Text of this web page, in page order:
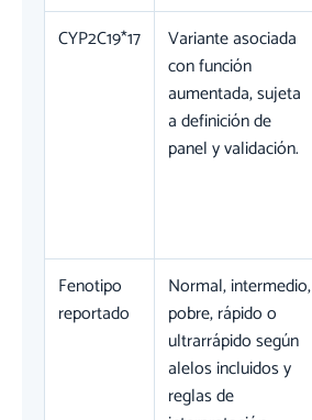
CYP2C19*17
Variante asociada
con función
aumentada, sujeta
a definición de
panel y validación.
Fenotipo
reportado
Normal, intermedio,
pobre, rápido o
ultrarrápido según
alelos incluidos y
reglas de